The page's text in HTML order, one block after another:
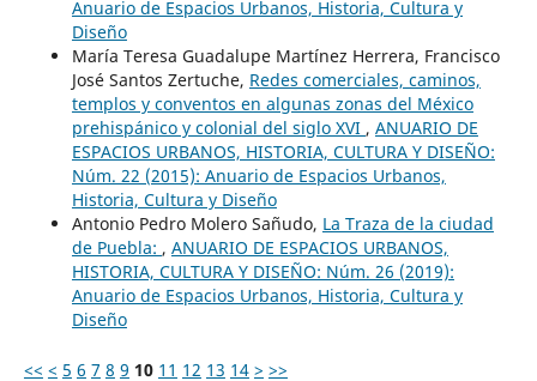
Anuario de Espacios Urbanos, Historia, Cultura y
Diseño
María Teresa Guadalupe Martínez Herrera, Francisco
José Santos Zertuche, Redes comerciales, caminos,
templos y conventos en algunas zonas del México
prehispánico y colonial del siglo XVI , ANUARIO DE
ESPACIOS URBANOS, HISTORIA, CULTURA Y DISEÑO:
Núm. 22 (2015): Anuario de Espacios Urbanos,
Historia, Cultura y Diseño
Antonio Pedro Molero Sañudo, La Traza de la ciudad
de Puebla: , ANUARIO DE ESPACIOS URBANOS,
HISTORIA, CULTURA Y DISEÑO: Núm. 26 (2019):
Anuario de Espacios Urbanos, Historia, Cultura y
Diseño
<< < 5 6 7 8 9 10 11 12 13 14 > >>